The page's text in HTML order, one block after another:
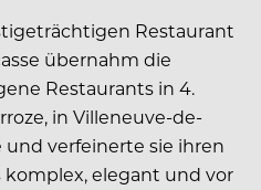
Restaurant
übernahm die
Restaurants in 4.
in Villeneuve-de-
verfeinerte sie ihren
komplex, elegant und vor